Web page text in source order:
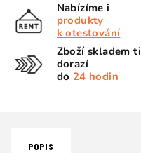
Nabízíme i
produkty
k otestování
Zboží skladem ti
dorazí
do 24 hodin
POPIS